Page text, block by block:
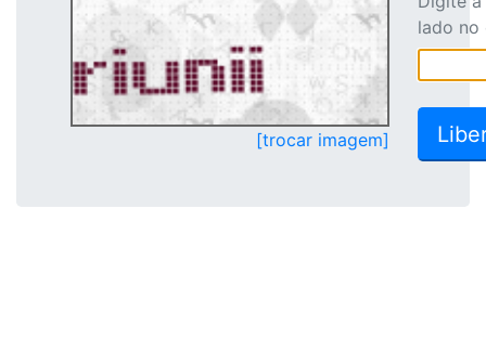
[trocar imagem]
lado no